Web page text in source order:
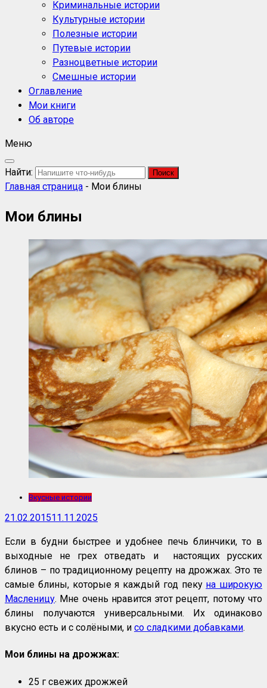
Криминальные истории
Культурные истории
Полезные истории
Путевые истории
Разноцветные истории
Смешные истории
Оглавление
Мои книги
Об авторе
Меню
Найти:
Главная страница - Мои блины
Мои блины
Вкусные истории
21.02.201511.11.2025
Если в будни быстрее и удобнее печь блинчики, то в
выходные не грех отведать и настоящих русских
блинов – по традиционному рецепту на дрожжах. Это те
самые блины, которые я каждый год пеку на широкую
Масленицу. Мне очень нравится этот рецепт, потому что
блины получаются универсальными. Их одинаково
вкусно есть и с солёными, и со сладкими добавками.
Мои блины на дрожжах:
25 г свежих дрожжей